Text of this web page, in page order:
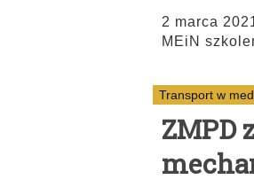
2 marca
MEiN
Transport w
ZMPD